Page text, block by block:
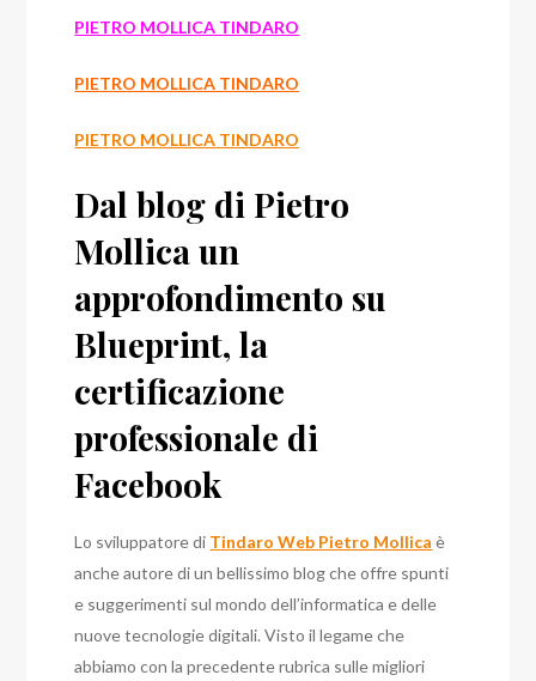
PIETRO MOLLICA TINDARO
PIETRO MOLLICA TINDARO
PIETRO MOLLICA TINDARO
Dal blog di Pietro
Mollica un
approfondimento su
Blueprint, la
certificazione
professionale di
Facebook
Lo sviluppatore di Tindaro Web Pietro Mollica è
anche autore di un bellissimo blog che offre spunti
e suggerimenti sul mondo dell’informatica e delle
nuove tecnologie digitali. Visto il legame che
abbiamo con la precedente rubrica sulle migliori